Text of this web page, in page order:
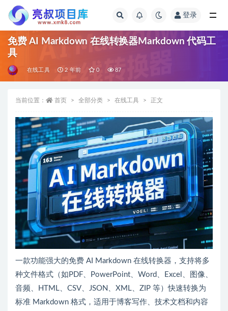
登录
免费 AI Markdown 在线转换器Markdown 代码工
具
在线工具 2 年前 0 87
当前位置： 首页 全部分类 在线工具 正文
一款功能强大的免费 AI Markdown 在线转换器，支持将多
种文件格式（如PDF、PowerPoint、Word、Excel、图像、
音频、HTML、CSV、JSON、XML、ZIP 等）快速转换为
标准 Markdown 格式，适用于博客写作、技术文档和内容